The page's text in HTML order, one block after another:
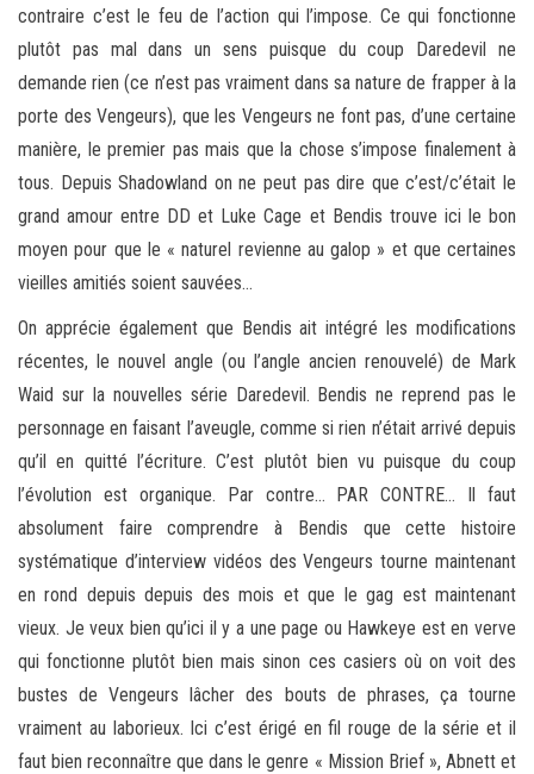
contraire c’est le feu de l’action qui l’impose. Ce qui fonctionne
plutôt pas mal dans un sens puisque du coup Daredevil ne
demande rien (ce n’est pas vraiment dans sa nature de frapper à la
porte des Vengeurs), que les Vengeurs ne font pas, d’une certaine
manière, le premier pas mais que la chose s’impose finalement à
tous. Depuis Shadowland on ne peut pas dire que c’est/c’était le
grand amour entre DD et Luke Cage et Bendis trouve ici le bon
moyen pour que le « naturel revienne au galop » et que certaines
vieilles amitiés soient sauvées…
On apprécie également que Bendis ait intégré les modifications
récentes, le nouvel angle (ou l’angle ancien renouvelé) de Mark
Waid sur la nouvelles série Daredevil. Bendis ne reprend pas le
personnage en faisant l’aveugle, comme si rien n’était arrivé depuis
qu’il en quitté l’écriture. C’est plutôt bien vu puisque du coup
l’évolution est organique. Par contre… PAR CONTRE… Il faut
absolument faire comprendre à Bendis que cette histoire
systématique d’interview vidéos des Vengeurs tourne maintenant
en rond depuis depuis des mois et que le gag est maintenant
vieux. Je veux bien qu’ici il y a une page ou Hawkeye est en verve
qui fonctionne plutôt bien mais sinon ces casiers où on voit des
bustes de Vengeurs lâcher des bouts de phrases, ça tourne
vraiment au laborieux. Ici c’est érigé en fil rouge de la série et il
faut bien reconnaître que dans le genre « Mission Brief », Abnett et